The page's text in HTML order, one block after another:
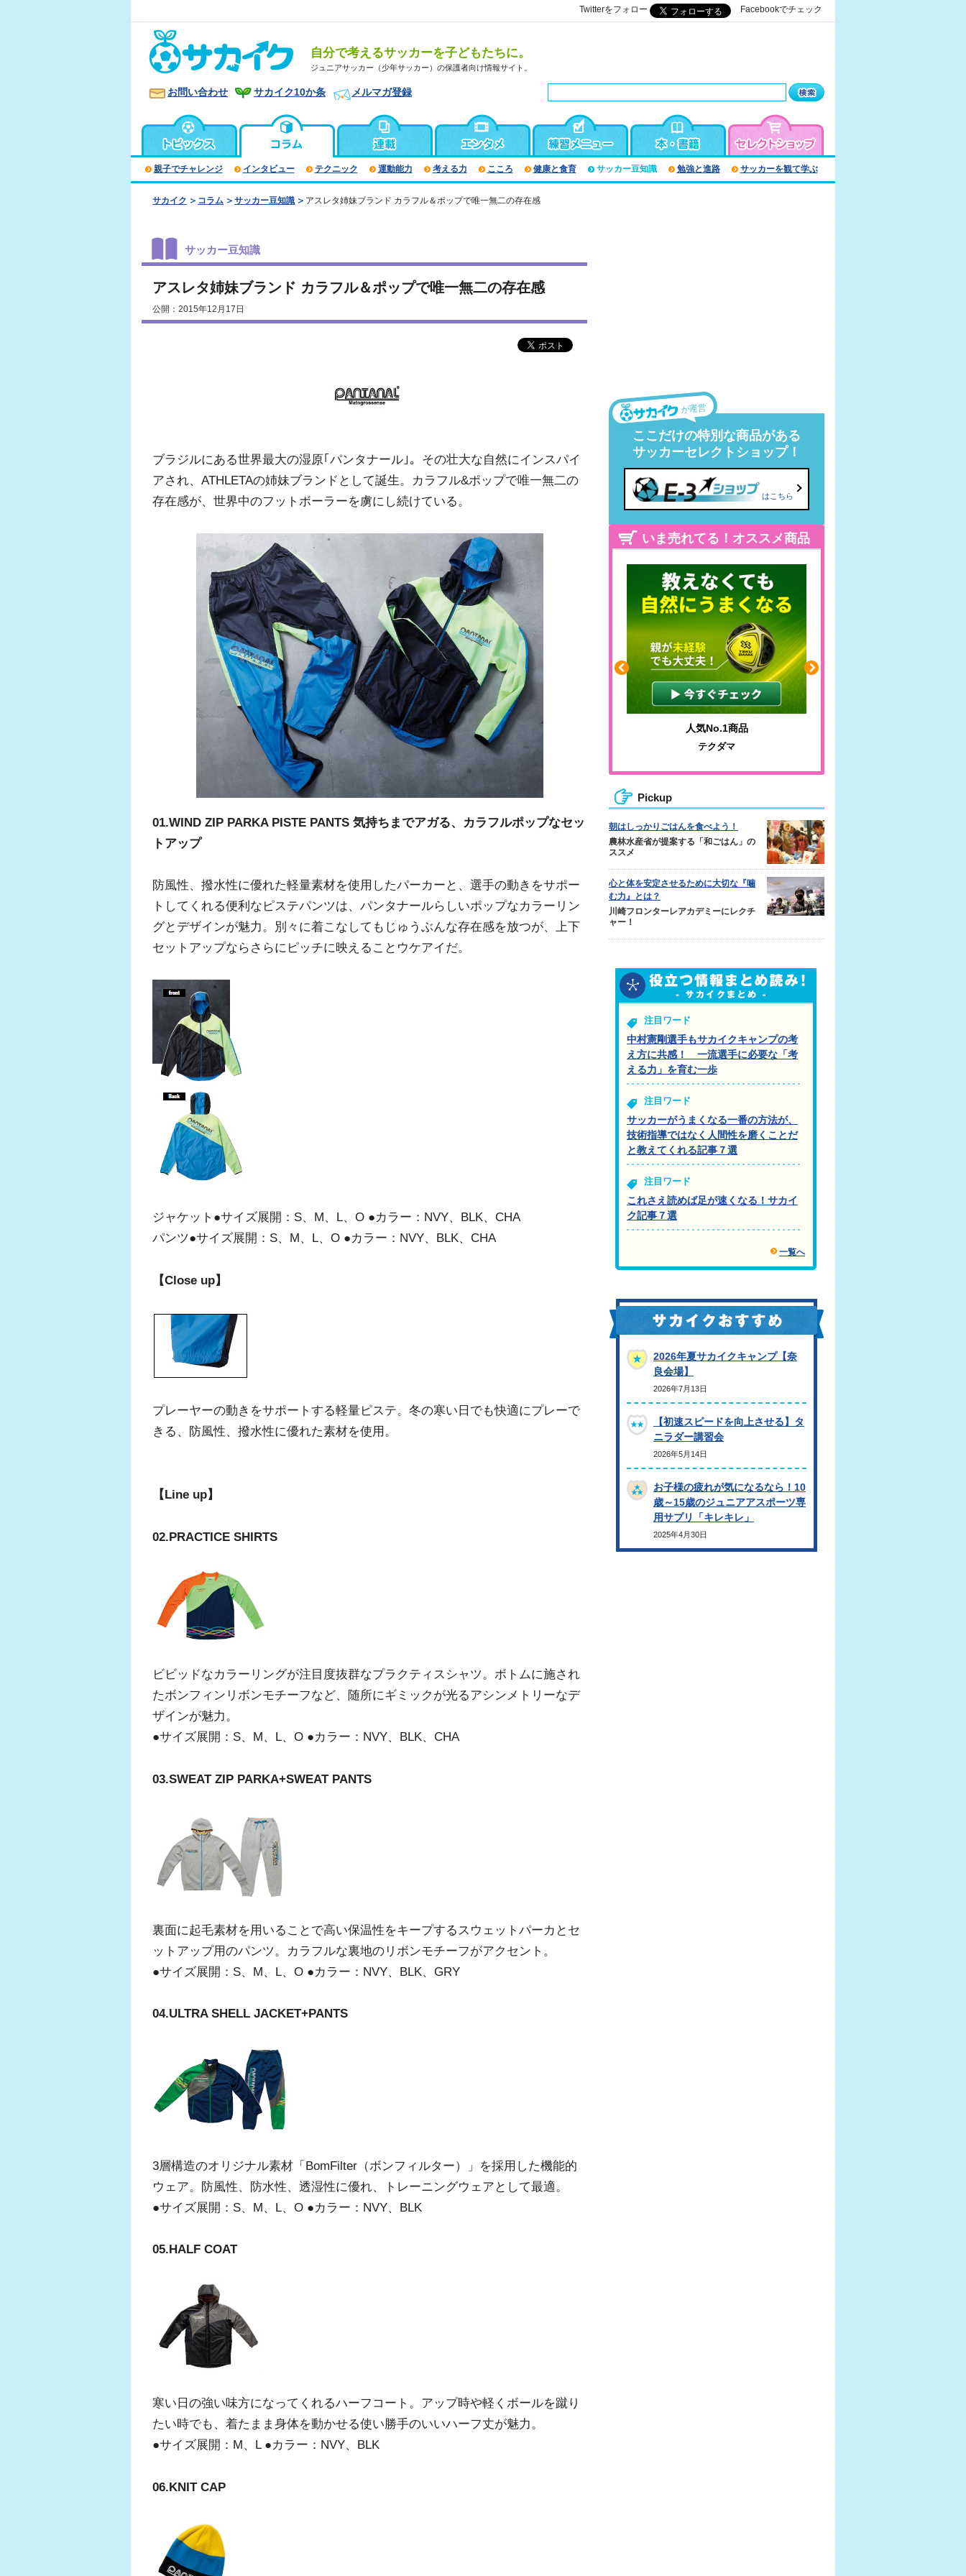
Twitterをフォロー Facebookでチェック
自分で考えるサッカーを子どもたちに。
ジュニアサッカー（少年サッカー）の保護者向け情報サイト。
お問い合わせ サカイク10か条 メルマガ登録
親子でチャレンジ インタビュー テクニック 運動能力 考える力 こころ 健康と食育 サッカー豆知識 勉強と進路 サッカーを観て学ぶ
サカイク コラム サッカー豆知識 アスレタ姉妹ブランド カラフル＆ポップで唯一無二の存在感
サッカー豆知識
アスレタ姉妹ブランド カラフル＆ポップで唯一無二の存在感
公開：2015年12月17日
ブラジルにある世界最大の湿原｢パンタナール｣。その壮大な自然にインスパイ
アされ、ATHLETAの姉妹ブランドとして誕生。カラフル&ポップで唯一無二の
存在感が、世界中のフットボーラーを虜にし続けている。
01.WIND ZIP PARKA PISTE PANTS 気持ちまでアガる、カラフルポップなセッ
トアップ
防風性、撥水性に優れた軽量素材を使用したパーカーと、選手の動きをサポー
トしてくれる便利なピステパンツは、パンタナールらしいポップなカラーリン
グとデザインが魅力。別々に着こなしてもじゅうぶんな存在感を放つが、上下
セットアップならさらにピッチに映えることウケアイだ。
ジャケット●サイズ展開：S、M、L、O ●カラー：NVY、BLK、CHA
パンツ●サイズ展開：S、M、L、O ●カラー：NVY、BLK、CHA
【Close up】
プレーヤーの動きをサポートする軽量ピステ。冬の寒い日でも快適にプレーで
きる、防風性、撥水性に優れた素材を使用。
【Line up】
02.PRACTICE SHIRTS
ビビッドなカラーリングが注目度抜群なプラクティスシャツ。ボトムに施され
たボンフィンリボンモチーフなど、随所にギミックが光るアシンメトリーなデ
ザインが魅力。
●サイズ展開：S、M、L、O ●カラー：NVY、BLK、CHA
03.SWEAT ZIP PARKA+SWEAT PANTS
裏面に起毛素材を用いることで高い保温性をキープするスウェットパーカとセ
ットアップ用のパンツ。カラフルな裏地のリボンモチーフがアクセント。
●サイズ展開：S、M、L、O ●カラー：NVY、BLK、GRY
04.ULTRA SHELL JACKET+PANTS
3層構造のオリジナル素材「BomFilter（ボンフィルター）」を採用した機能的
ウェア。防風性、防水性、透湿性に優れ、トレーニングウェアとして最適。
●サイズ展開：S、M、L、O ●カラー：NVY、BLK
05.HALF COAT
寒い日の強い味方になってくれるハーフコート。アップ時や軽くボールを蹴り
たい時でも、着たまま身体を動かせる使い勝手のいいハーフ丈が魅力。
●サイズ展開：M、L ●カラー：NVY、BLK
06.KNIT CAP
が運営
ここだけの特別な商品がある
サッカーセレクトショップ！
はこちら
いま売れてる！オススメ商品
ふくらはぎの張りや疲れに
ジュニアレッグリカバリー
人気No.1商品
テクダマ
Pickup
朝はしっかりごはんを食べよう！
農林水産省が提案する「和ごはん」の
ススメ
心と体を安定させるために大切な『噛
む力』とは？
川崎フロンターレアカデミーにレクチ
ャー！
注目ワード
中村憲剛選手もサカイクキャンプの考
え方に共感！ 一流選手に必要な「考
える力」を育む一歩
注目ワード
サッカーがうまくなる一番の方法が、
技術指導ではなく人間性を磨くことだ
と教えてくれる記事７選
注目ワード
これさえ読めば足が速くなる！サカイ
ク記事７選
一覧へ
2026年夏サカイクキャンプ【奈
良会場】
2026年7月13日
【初速スピードを向上させる】タ
ニラダー講習会
2026年5月14日
お子様の疲れが気になるなら！10
歳～15歳のジュニアアスポーツ専
用サプリ「キレキレ」
2025年4月30日